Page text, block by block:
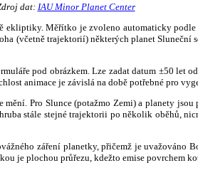
dat: IAU Minor Planet Center
Měřítko je zvoleno automaticky
(včetně trajektorií) některých planet Sluneční
pod obrázkem. Lze zadat datum ±50 let
animace je závislá na době potřebné pro
Pro Slunce (potažmo Zemi) a planety
stále stejné trajektorii po několik oběhů,
záření planetky, přičemž je uvažováno
je plochou průřezu, kdežto emise povrchem